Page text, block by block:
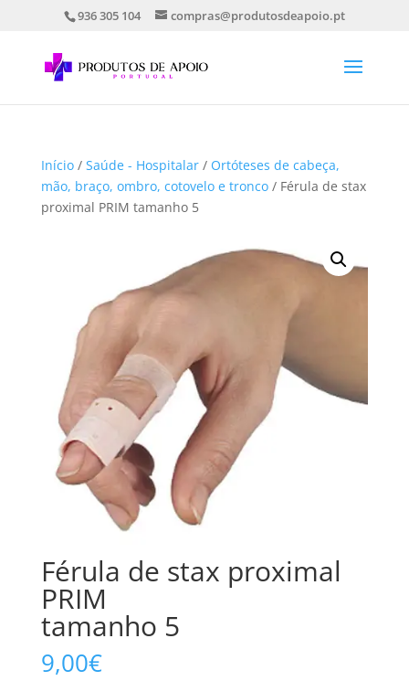
936 305 104 compras@produtosdeapoio.pt
Início/ Saúde - Hospitalar/ Ortóteses de cabeça,
mão, braço, ombro, cotovelo e tronco/ Férula de stax
proximal PRIM tamanho 5
Férula de stax proximal
PRIM
tamanho 5
9,00€